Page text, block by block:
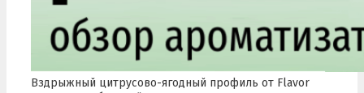
Вздрыжный цитрусово-ягодный профиль от Flavor